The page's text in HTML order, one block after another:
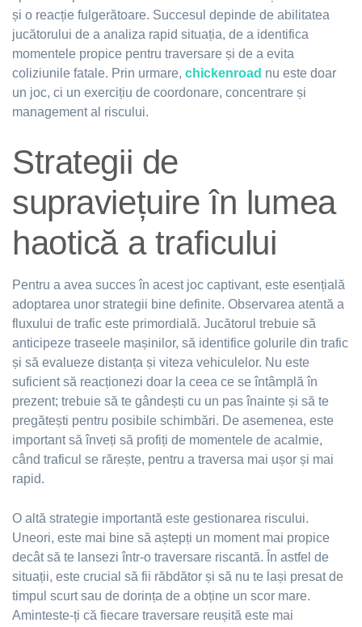
și o reacție fulgerătoare. Succesul depinde de abilitatea
jucătorului de a analiza rapid situația, de a identifica
momentele propice pentru traversare și de a evita
coliziunile fatale. Prin urmare, chickenroad nu este doar
un joc, ci un exercițiu de coordonare, concentrare și
management al riscului.
Strategii de
supraviețuire în lumea
haotică a traficului
Pentru a avea succes în acest joc captivant, este esențială
adoptarea unor strategii bine definite. Observarea atentă a
fluxului de trafic este primordială. Jucătorul trebuie să
anticipeze traseele mașinilor, să identifice golurile din trafic
și să evalueze distanța și viteza vehiculelor. Nu este
suficient să reacționezi doar la ceea ce se întâmplă în
prezent; trebuie să te gândești cu un pas înainte și să te
pregătești pentru posibile schimbări. De asemenea, este
important să înveți să profiți de momentele de acalmie,
când traficul se rărește, pentru a traversa mai ușor și mai
rapid.
O altă strategie importantă este gestionarea riscului.
Uneori, este mai bine să aștepți un moment mai propice
decât să te lansezi într-o traversare riscantă. În astfel de
situații, este crucial să fii răbdător și să nu te lași presat de
timpul scurt sau de dorința de a obține un scor mare.
Aminteste-ți că fiecare traversare reușită este mai